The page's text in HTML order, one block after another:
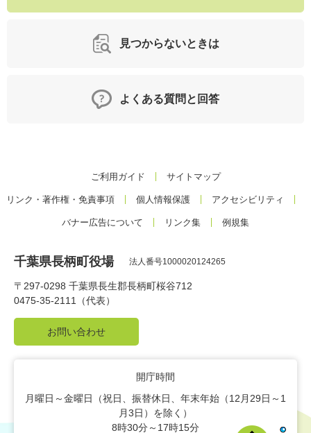
見つからないときは
よくある質問と回答
ご利用ガイド サイトマップ
リンク・著作権・免責事項 個人情報保護 アクセシビリティ
バナー広告について リンク集 例規集
千葉県長柄町役場 法人番号1000020124265
〒297-0298 千葉県長生郡長柄町桜谷712
0475-35-2111（代表）
お問い合わせ
開庁時間
月曜日～金曜日（祝日、振替休日、年末年始（12月29日～1
月3日）を除く）
8時30分～17時15分